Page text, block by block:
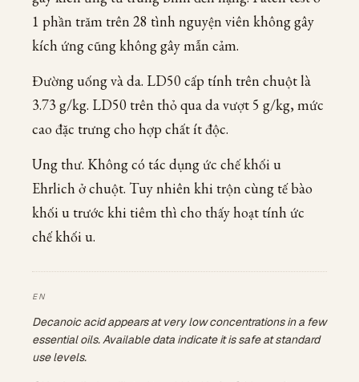
1 phần trăm trên 28 tình nguyện viên không gây
kích ứng cũng không gây mẫn cảm.
Đường uống và da. LD50 cấp tính trên chuột là
3.73 g/kg. LD50 trên thỏ qua da vượt 5 g/kg, mức
cao đặc trưng cho hợp chất ít độc.
Ung thư. Không có tác dụng ức chế khối u
Ehrlich ở chuột. Tuy nhiên khi trộn cùng tế bào
khối u trước khi tiêm thì cho thấy hoạt tính ức
chế khối u.
Decanoic acid appears at very low concentrations in a few
essential oils. Available data indicate it is safe at standard
use levels.